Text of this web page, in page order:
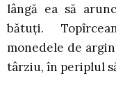
lângă ea să
bătuţi.
monedele de
târziu, în periplul